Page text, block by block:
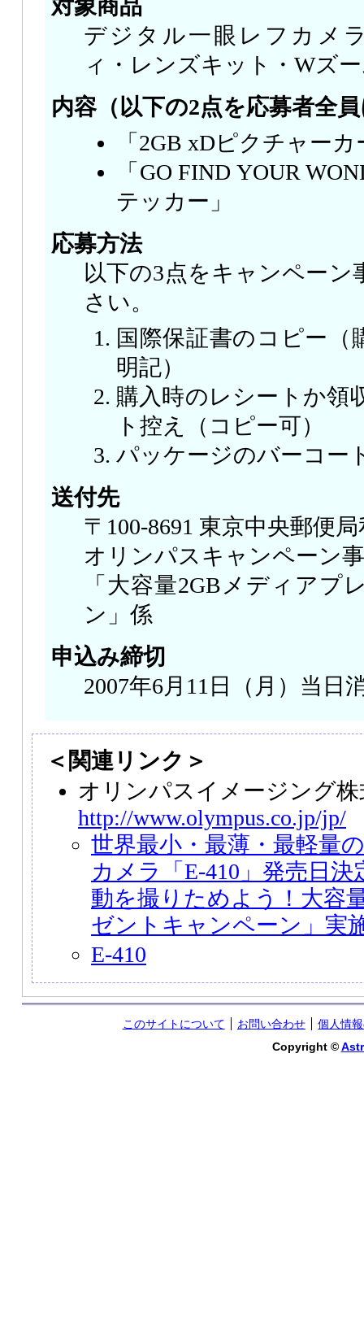
対象商品
デジタル一眼レフカメ
ィ・レンズキット・Wズ
内容（以下の2点を応募者全
「2GB xDピクチャー
「GO FIND YOUR
テッカー」
応募方法
以下の3点をキャンペーン
さい。
国際保証書のコピー（
明記）
購入時のレシートか領
ト控え（コピー可）
パッケージのバーコー
送付先
〒100-8691 東京中央郵便
オリンパスキャンペーン
「大容量2GBメディアプ
ン」係
申込み締切
2007年6月11日（月）当日
＜関連リンク＞
オリンパスイメージング
http://www.olympus.co.jp/jp/
世界最小・最薄・最軽量
カメラ「E-410」発売日
動を撮りためよう！大容
ゼントキャンペーン」実
E-410
このサイトについて お問い合わせ
個人情
Copyright ©